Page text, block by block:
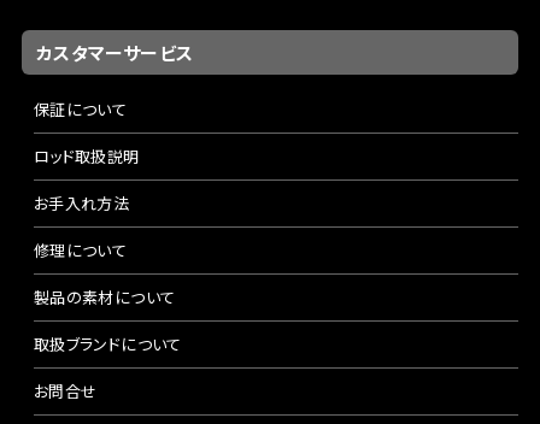
カスタマーサービス
保証について
ロッド取扱説明
お手入れ方法
修理について
製品の素材について
取扱ブランドについて
お問合せ